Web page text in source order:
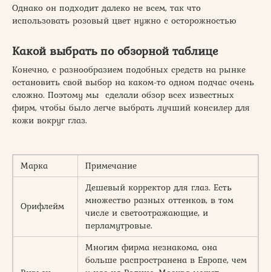
Однако он подходит далеко не всем, так что
использовать розовый цвет нужно с осторожностью
Какой выбрать по обзорной таблице
Конечно, с разнообразием подобных средств на рынке
остановить свой выбор на каком-то одном подчас очень
сложно. Поэтому мы сделали обзор всех известных
фирм, чтобы было легче выбрать лучший консилер для
кожи вокруг глаз.
Марка Примечание
Орифлейм
Дешевый корректор для глаз. Есть
множество разных оттенков, в том
числе и светоотражающие, и
перламутровые.
Многим фирма незнакома, она
больше распространена в Европе, чем